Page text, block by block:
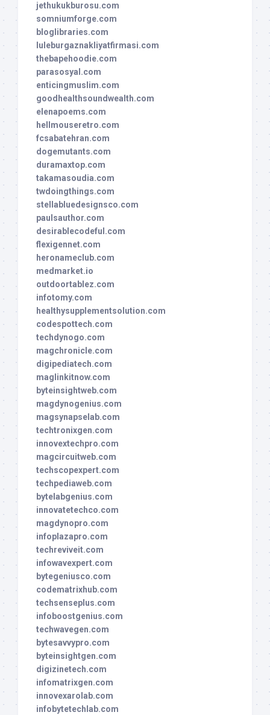
jethukukburosu.com
somniumforge.com
bloglibraries.com
luleburgaznakliyatfirmasi.com
thebapehoodie.com
parasosyal.com
enticingmuslim.com
goodhealthsoundwealth.com
elenapoems.com
hellmouseretro.com
fcsabatehran.com
dogemutants.com
duramaxtop.com
takamasoudia.com
twdoingthings.com
stellabluedesignsco.com
paulsauthor.com
desirablecodeful.com
flexigennet.com
heronameclub.com
medmarket.io
outdoortablez.com
infotomy.com
healthysupplementsolution.com
codespottech.com
techdynogo.com
magchronicle.com
digipediatech.com
maglinkitnow.com
byteinsightweb.com
magdynogenius.com
magsynapselab.com
techtronixgen.com
innovextechpro.com
magcircuitweb.com
techscopexpert.com
techpediaweb.com
bytelabgenius.com
innovatetechco.com
magdynopro.com
infoplazapro.com
techreviveit.com
infowavexpert.com
bytegeniusco.com
codematrixhub.com
techsenseplus.com
infoboostgenius.com
techwavegen.com
bytesavvypro.com
byteinsightgen.com
digizinetech.com
infomatrixgen.com
innovexarolab.com
infobytetechlab.com